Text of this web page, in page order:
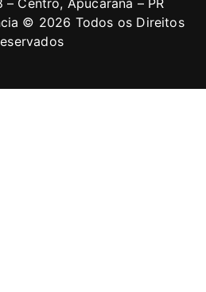
– Centro, Apucarana – PR
© 2026 Todos os Direitos